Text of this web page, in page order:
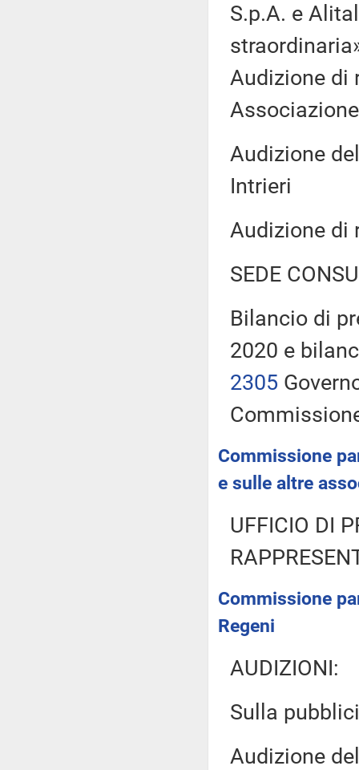
S.p.A. e
Audizione di
Audizione
Intrieri
Audizione di
SEDE
Bilancio di
2020 e
2305
Commissione
e sulle altre
UFFICIO DI
Commissione
Regeni
AUDIZIONI:
Sulla
Audizione